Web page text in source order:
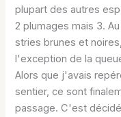
plupart des autres
2 plumages mais 3.
stries brunes et
l'exception de la
Alors que j'avais
sentier, ce sont
passage. C'est